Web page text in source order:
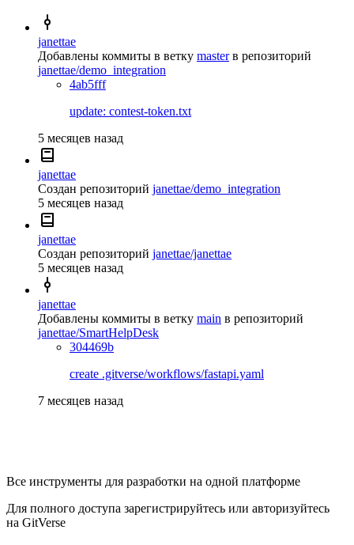
janettae
Добавлены коммиты в ветку master в репозиторий
janettae/demo_integration
4ab5fff
update: contest-token.txt
5 месяцев назад
janettae
Создан репозиторий janettae/demo_integration
5 месяцев назад
janettae
Создан репозиторий janettae/janettae
5 месяцев назад
janettae
Добавлены коммиты в ветку main в репозиторий
janettae/SmartHelpDesk
304469b
create .gitverse/workflows/fastapi.yaml
7 месяцев назад
Все инструменты для разработки на одной платформе
Для полного доступа зарегистрируйтесь или авторизуйтесь
на GitVerse